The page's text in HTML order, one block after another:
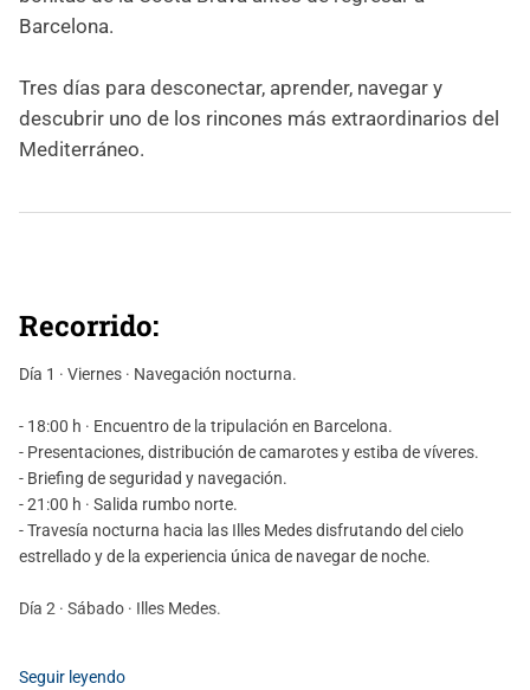
Barcelona.
Tres días para desconectar, aprender, navegar y
descubrir uno de los rincones más extraordinarios del
Mediterráneo.
Recorrido:
Día 1 · Viernes · Navegación nocturna.
- 18:00 h · Encuentro de la tripulación en Barcelona.
- Presentaciones, distribución de camarotes y estiba de víveres.
- Briefing de seguridad y navegación.
- 21:00 h · Salida rumbo norte.
- Travesía nocturna hacia las Illes Medes disfrutando del cielo
estrellado y de la experiencia única de navegar de noche.
Día 2 · Sábado · Illes Medes.
Seguir leyendo